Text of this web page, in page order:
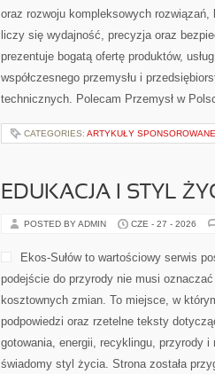
oraz rozwoju kompleksowych
liczy się wydajność, precyzja oraz
prezentuje bogatą ofertę produktów,
współczesnego przemysłu i
technicznych. Polecam Przemysł w
CATEGORIES: ARTYKUŁY SPONSOROWANE
EDUKACJA I STYL
POSTED BY ADMIN CZE - 27 - 2026
Ekos-Sułów to wartościowy serwis
podejście do przyrody nie musi
kosztownych zmian. To miejsce, w
podpowiedzi oraz rzetelne teksty
gotowania, energii, recyklingu, przyrody
świadomy styl życia. Strona została